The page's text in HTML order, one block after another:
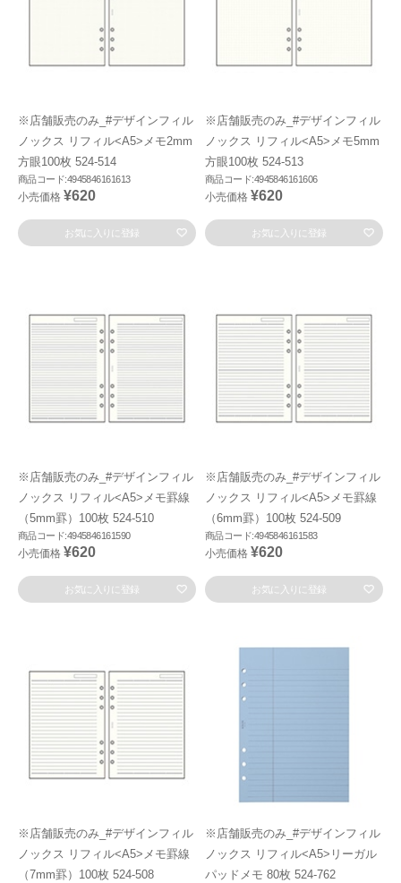
※店舗販売のみ_#デザインフィル
ノックス リフィル<A5>メモ2mm
方眼100枚 524-514
商品コード:4945846161613
小売価格 ¥620
お気に入りに登録
※店舗販売のみ_#デザインフィル
ノックス リフィル<A5>メモ5mm
方眼100枚 524-513
商品コード:4945846161606
小売価格 ¥620
お気に入りに登録
※店舗販売のみ_#デザインフィル
ノックス リフィル<A5>メモ罫線
（5mm罫）100枚 524-510
商品コード:4945846161590
小売価格 ¥620
お気に入りに登録
※店舗販売のみ_#デザインフィル
ノックス リフィル<A5>メモ罫線
（6mm罫）100枚 524-509
商品コード:4945846161583
小売価格 ¥620
お気に入りに登録
※店舗販売のみ_#デザインフィル
ノックス リフィル<A5>メモ罫線
（7mm罫）100枚 524-508
※店舗販売のみ_#デザインフィル
ノックス リフィル<A5>リーガル
パッドメモ 80枚 524-762